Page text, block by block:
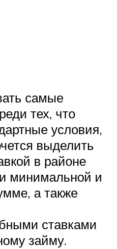
самые
тех, что
условия,
выделить
в районе
минимальной и
а также
ставками
займу.